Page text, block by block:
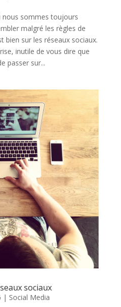
nous sommes toujours
malgré les règles de
bien sur les réseaux sociaux.
inutile de vous dire que
passer sur...
sociaux
| Social Media